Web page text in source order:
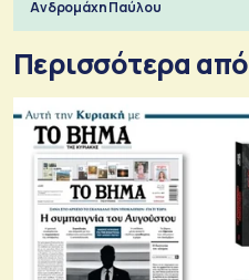
Ανδρομάχη Παύλου
Περισσότερα